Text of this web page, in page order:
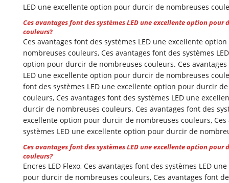
LED une excellente option pour durcir de nombreuses
Ces avantages font des systèmes LED une excellente option pour
couleurs?
Ces avantages font des systèmes LED une excellente
nombreuses couleurs, Ces avantages font des systèmes
option pour durcir de nombreuses couleurs. Ces
LED une excellente option pour durcir de nombreuses
font des systèmes LED une excellente option pour durcir
couleurs, Ces avantages font des systèmes LED une
durcir de nombreuses couleurs. Ces avantages font des
excellente option pour durcir de nombreuses couleurs, Ces
systèmes LED une excellente option pour durcir de
Ces avantages font des systèmes LED une excellente option pour
couleurs?
Encres LED Flexo, Ces avantages font des systèmes LED
pour durcir de nombreuses couleurs, Ces avantages font